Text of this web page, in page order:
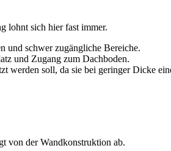
lohnt sich hier fast immer.
und schwer zugängliche Bereiche.
und Zugang zum Dachboden.
werden soll, da sie bei geringer Dicke
von der Wandkonstruktion ab.